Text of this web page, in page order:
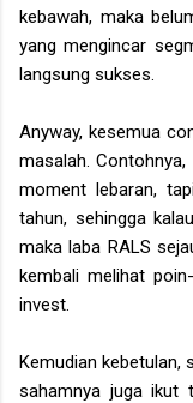
kebawah, maka
yang mengincar
langsung sukses.
Anyway, kesemua
masalah.
moment lebaran,
tahun, sehingga
maka laba RALS
kembali melihat
invest.
Kemudian kebetulan,
sahamnya juga ikut